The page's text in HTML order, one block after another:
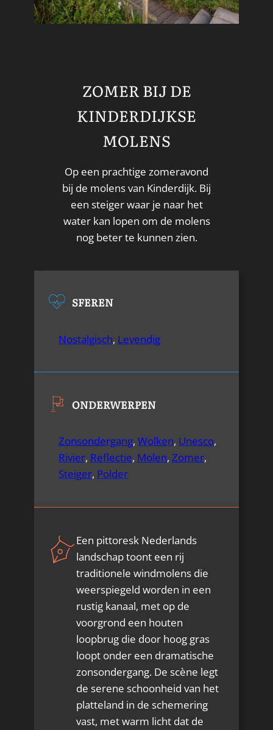
ZOMER BIJ DE
KINDERDIJKSE
MOLENS
Op een prachtige zomeravond
bij de molens van Kinderdijk. Bij
een steiger waar je naar het
water kan lopen om de molens
nog beter te kunnen zien.
SFEREN
Nostalgisch, Levendig
ONDERWERPEN
Zonsondergang, Wolken, Unesco,
Rivier, Reflectie, Molen, Zomer,
Steiger, Polder
Een pittoresk Nederlands
landschap toont een rij
traditionele windmolens die
weerspiegeld worden in een
rustig kanaal, met op de
voorgrond een houten
loopbrug die door hoog gras
loopt onder een dramatische
zonsondergang. De scène legt
de serene schoonheid van het
platteland in de schemering
vast, met warm licht dat de